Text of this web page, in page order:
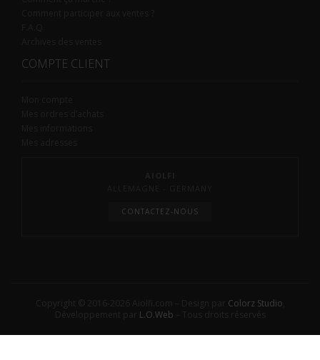
COMPTE CLIENT
CONTACTEZ-NOUS
Colorz Studio
L.O.Web